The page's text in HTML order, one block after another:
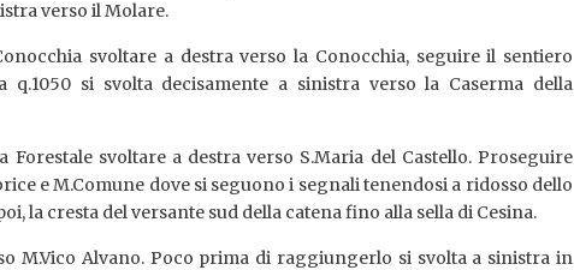
verso il Molare.
svoltare a destra verso la Conocchia, seguire il sentiero
q.1050 si svolta decisamente a sinistra verso la Caserma della
Forestale svoltare a destra verso S.Maria del Castello. Proseguire
e M.Comune dove si seguono i segnali tenendosi a ridosso dello
la cresta del versante sud della catena fino alla sella di Cesina.
M.Vico Alvano. Poco prima di raggiungerlo si svolta a sinistra in